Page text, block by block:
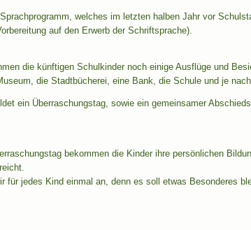
welches im letzten halben Jahr vor
auf den Erwerb der Schriftsprache).
die künftigen Schulkinder noch einige Ausflüge und
die Stadtbücherei, eine Bank, die Schule und je
ein Überraschungstag, sowie ein gemeinsamer
bekommen die Kinder ihre persönlichen
für jedes Kind einmal an, denn es soll etwas Besonderes